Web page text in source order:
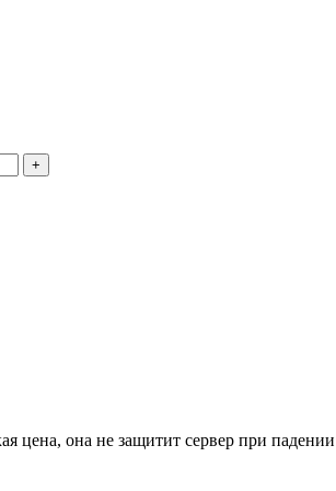
+
цена, она не защитит сервер при